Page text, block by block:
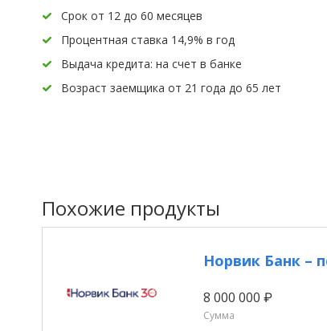
Срок от 12 до 60 месяцев
Процентная ставка 14,9% в год
Выдача кредита: на счет в банке
Возраст заемщика от 21 года до 65 лет
Похожие продукты
Норвик Банк –
8 000 000 ₽
Сумма